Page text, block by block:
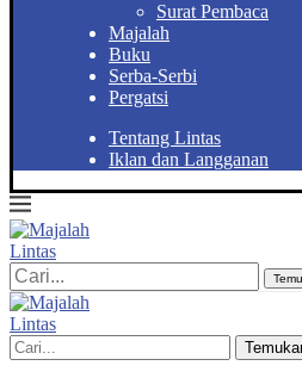
Surat Pembaca
Majalah
Buku
Serba-Serbi
Pergatsi
Tentang Lintas
Iklan dan Langganan